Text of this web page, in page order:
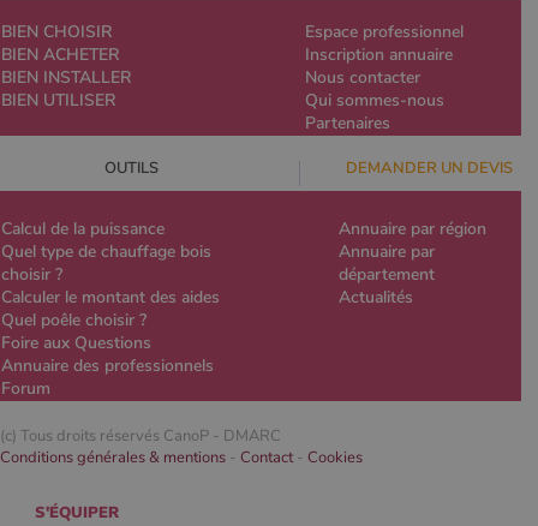
BIEN CHOISIR
BIEN ACHETER
BIEN INSTALLER
BIEN UTILISER
Espace professionnel
Inscription annuaire
Nous contacter
Qui sommes-nous
Partenaires
OUTILS DEMANDER UN DEVIS
Calcul de la puissance
Quel type de chauffage bois
choisir ?
Calculer le montant des aides
Quel poêle choisir ?
Foire aux Questions
Annuaire des professionnels
Forum
Annuaire par région
Annuaire par
département
Actualités
(c) Tous droits réservés CanoP - DMARC
Conditions générales & mentions - Contact- Cookies
S'ÉQUIPER